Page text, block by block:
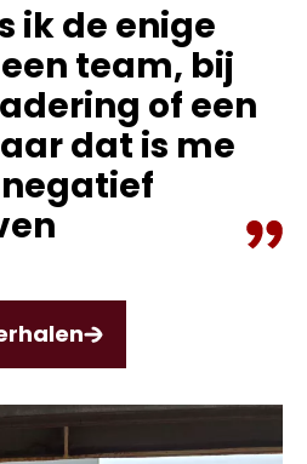
ik de enige
team, bij
of een
dat is me